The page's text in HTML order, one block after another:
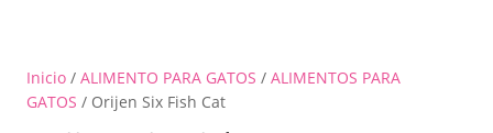
Inicio / ALIMENTO PARA GATOS / ALIMENTOS PARA
GATOS / Orijen Six Fish Cat